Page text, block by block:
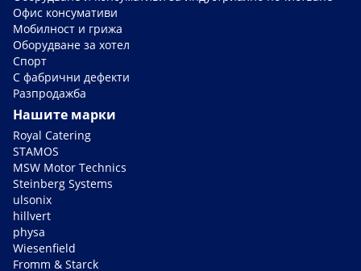
Офис консумативи
Мобилност и грижа
Оборудване за хотел
Спорт
С фабрични дефекти
Разпродажба
Нашите марки
Royal Catering
STAMOS
MSW Motor Technics
Steinberg Systems
ulsonix
hillvert
physa
Wiesenfield
Fromm & Starck